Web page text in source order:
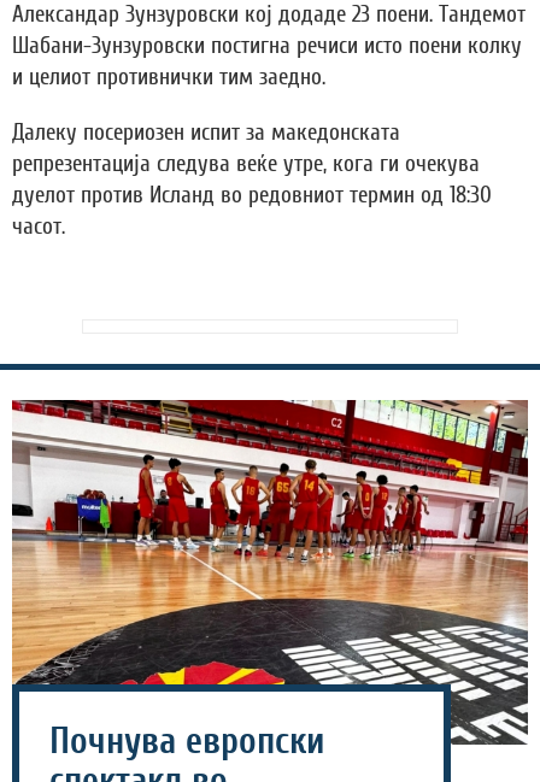
Александар Зунзуровски кој додаде 23 поени. Тандемот
Шабани-Зунзуровски постигна речиси исто поени колку
и целиот противнички тим заедно.
Далеку посериозен испит за македонската
репрезентација следува веќе утре, кога ги очекува
дуелот против Исланд во редовниот термин од 18:30
часот.
Почнува европски